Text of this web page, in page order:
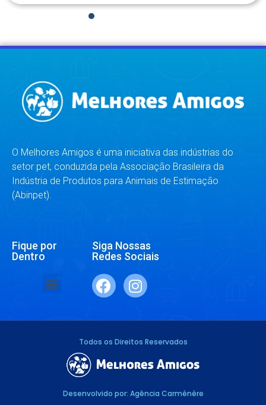
O Melhores Amigos é uma iniciativa das indústrias do
setor pet, conduzida pela Associação Brasileira da
Indústria de Produtos para Animais de Estimação
(Abinpet).
Fique por
Dentro
Siga Nossas
Redes Sociais
Todos os Direitos Reservados
Desenvolvido por: Agência Carménère